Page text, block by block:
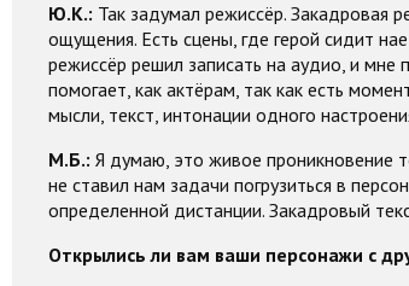
Ю.К.: Так задумал режиссёр. Закадровая
ощущения. Есть сцены, где герой сидит
режиссёр решил записать на аудио, и мне
помогает, как актёрам, так как есть
мысли, текст, интонации одного
М.Б.: Я думаю, это живое проникновение
не ставил нам задачи погрузиться в
определенной дистанции. Закадровый
Открылись ли вам ваши персонажи с